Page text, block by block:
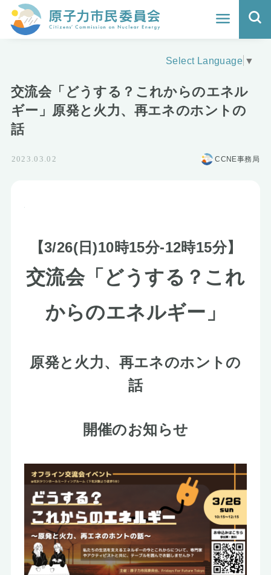
ホーム
地震と原発の安全性
活動報告
お知らせ
Select Language ▼
交流会「どうする？これからのエネル
ギー」原発と火力、再エネのホントの
話
2023.03.02 CCNE事務局
【3/26(日)10時15分-12時15分】
交流会「どうする？これ
からのエネルギー」
原発と火力、再エネのホントの
話
開催のお知らせ